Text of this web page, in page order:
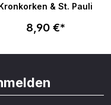
& St. Pauli
8,90 €*